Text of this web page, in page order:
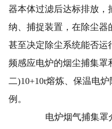
器本体过滤后达标排放，
纳、捕捉装置，在除尘器
甚至决定除尘系统能否运
频感应电炉的烟尘捕集罩
二)10+10t熔炼、保温电
例。
电炉烟气捕集罩